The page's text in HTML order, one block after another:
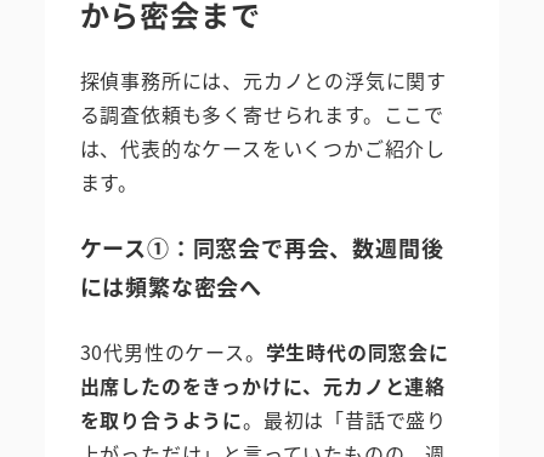
から密会まで
探偵事務所には、元カノとの浮気に関す
る調査依頼も多く寄せられます。ここで
は、代表的なケースをいくつかご紹介し
ます。
ケース①：同窓会で再会、数週間後
には頻繁な密会へ
30代男性のケース。 学生時代の同窓会に
出席したのをきっかけに、元カノと連絡
を取り合うように。最初は「昔話で盛り